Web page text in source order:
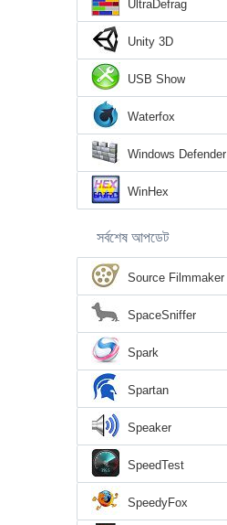
UltraDefrag
Unity 3D
USB Show
Waterfox
Windows Defender
WinHex
সর্বশেষ আপডেট
Source Filmmaker
SpaceSniffer
Spark
Spartan
Speaker
SpeedTest
SpeedyFox